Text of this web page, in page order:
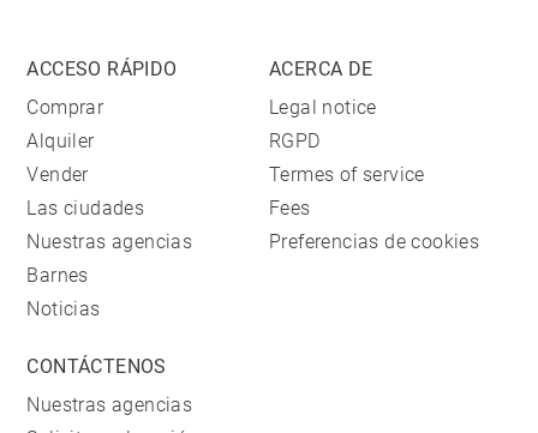
ACCESO RÁPIDO
Comprar
Alquiler
Vender
Las ciudades
Nuestras agencias
Barnes
Noticias
ACERCA DE
Legal notice
RGPD
Termes of service
Fees
Preferencias de cookies
CONTÁCTENOS
Nuestras agencias